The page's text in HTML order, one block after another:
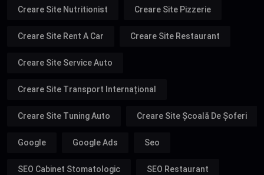
Creare Site Nutritionist Creare Site Pizzerie
Creare Site Rent A Car Creare Site Restaurant
Creare Site Service Auto
Creare Site Transport Internațional
Creare Site Tuning Auto Creare Site Școală De Șoferi
Google Google Ads Seo
SEO Cabinet Stomatologic SEO Restaurant